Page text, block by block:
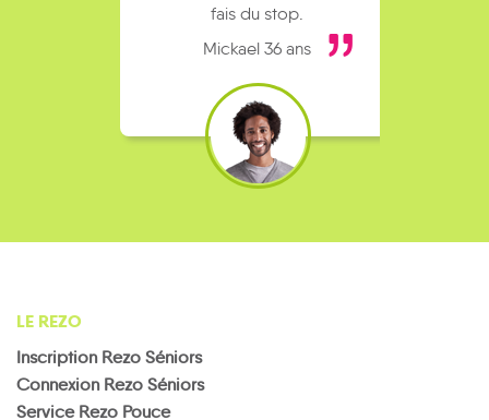
fais du stop.
Mickael 36 ans
LE REZO
Inscription Rezo Séniors
Connexion Rezo Séniors
Service Rezo Pouce